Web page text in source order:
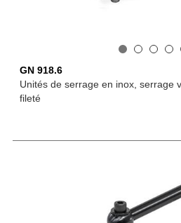
GN 918.6
Unités de serrage en inox, serrage
fileté